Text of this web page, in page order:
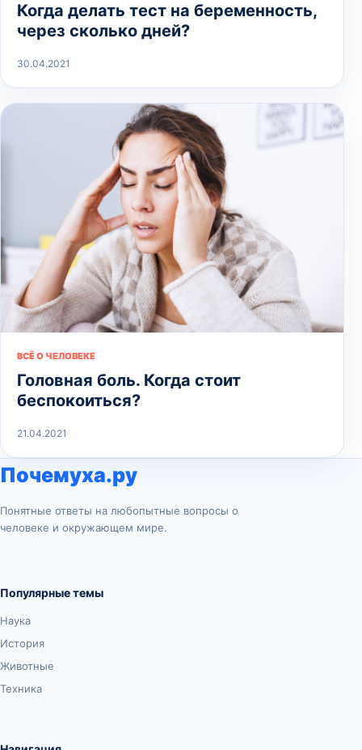
Когда делать тест на беременность,
через сколько дней?
30.04.2021
ВСЁ О ЧЕЛОВЕКЕ
Головная боль. Когда стоит
беспокоиться?
21.04.2021
Почемуха.ру
Понятные ответы на любопытные вопросы о
человеке и окружающем мире.
Популярные темы
Наука
История
Животные
Техника